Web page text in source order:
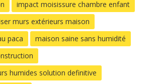
impact moisissure chambre enfant
murs extérieurs maison
paca
maison saine sans humidité
humides solution definitive